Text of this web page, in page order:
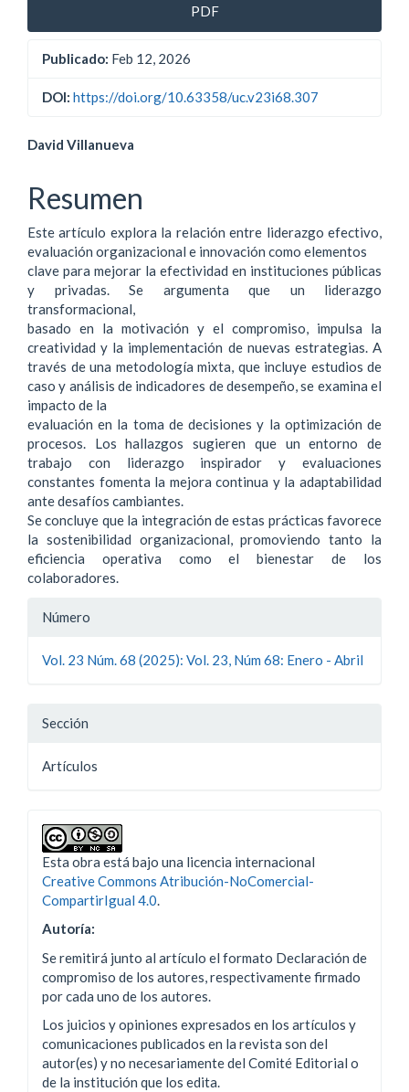
PDF
Publicado: Feb 12, 2026
DOI: https://doi.org/10.63358/uc.v23i68.307
Contenido
principal
del
artículo
David Villanueva
Resumen
Este artículo explora la relación entre liderazgo efectivo,
evaluación organizacional e innovación como elementos
clave para mejorar la efectividad en instituciones públicas
y privadas. Se argumenta que un liderazgo
transformacional,
basado en la motivación y el compromiso, impulsa la
creatividad y la implementación de nuevas estrategias. A
través de una metodología mixta, que incluye estudios de
caso y análisis de indicadores de desempeño, se examina el
impacto de la
evaluación en la toma de decisiones y la optimización de
procesos. Los hallazgos sugieren que un entorno de
trabajo con liderazgo inspirador y evaluaciones
constantes fomenta la mejora continua y la adaptabilidad
ante desafíos cambiantes.
Se concluye que la integración de estas prácticas favorece
la sostenibilidad organizacional, promoviendo tanto la
eficiencia operativa como el bienestar de los
colaboradores.
Detalles
artículo
Número
Vol. 23 Núm. 68 (2025): Vol. 23, Núm 68: Enero - Abril
Sección
Artí­culos
Esta obra está bajo una licencia internacional
Creative Commons Atribución-NoComercial-
CompartirIgual 4.0.
Autoría:
Se remitirá junto al artículo el formato Declaración de
compromiso de los autores, respectivamente firmado
por cada uno de los autores.
Los juicios y opiniones expresados en los artículos y
comunicaciones publicados en la revista son del
autor(es) y no necesariamente del Comité Editorial o
de la institución que los edita.